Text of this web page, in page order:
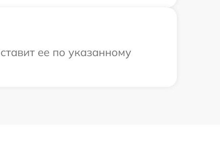
ее по указанному